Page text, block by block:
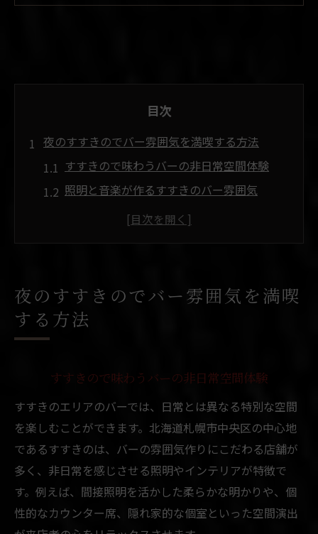
目次
夜のすすきのでバー雰囲気を満喫する方法
すすきので味わうバーの非日常空間体験
照明と音楽が作るすすきのバー雰囲気
バーの雰囲気を左右する店内インテリア
北海道札幌市中央区で味わう大人のバー体験
大人が集う札幌中央区のバー雰囲気の特長
落ち着いた雰囲気のバーで特別な夜を満喫
札幌で大人が通うバーの魅力と選び方
雰囲気重視のすすきのバーを選ぶコツ
バー選びで注目すべき雰囲気のポイント
すすきのバーの雰囲気を口コミでチェック
照明や音楽が決め手のバー選びのコツ
夜のすすきのでバー雰囲気を満喫
する方法
すすきので味わうバーの非日常空間体験
すすきのエリアのバーでは、日常とは異なる特別な空間
を楽しむことができます。北海道札幌市中央区の中心地
であるすすきのは、バーの雰囲気作りにこだわる店舗が
多く、非日常を感じさせる照明やインテリアが特徴で
す。例えば、間接照明を活かした柔らかな明かりや、個
性的なカウンター席、隠れ家的な個室といった空間演出